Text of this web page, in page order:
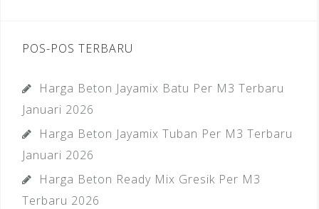
POS-POS TERBARU
Harga Beton Jayamix Batu Per M3 Terbaru
Januari 2026
Harga Beton Jayamix Tuban Per M3 Terbaru
Januari 2026
Harga Beton Ready Mix Gresik Per M3
Terbaru 2026